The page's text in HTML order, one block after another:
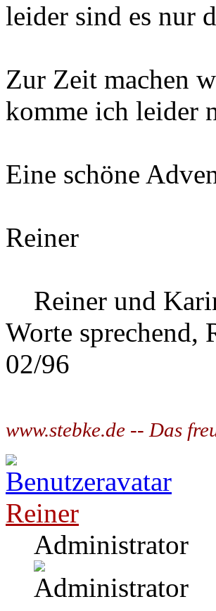
leider sind es nur
Zur Zeit machen
komme ich leider
Eine schöne
Reiner
Reiner und
Worte sprechend,
02/96
www.stebke.de -- Das
Reiner
Administrator